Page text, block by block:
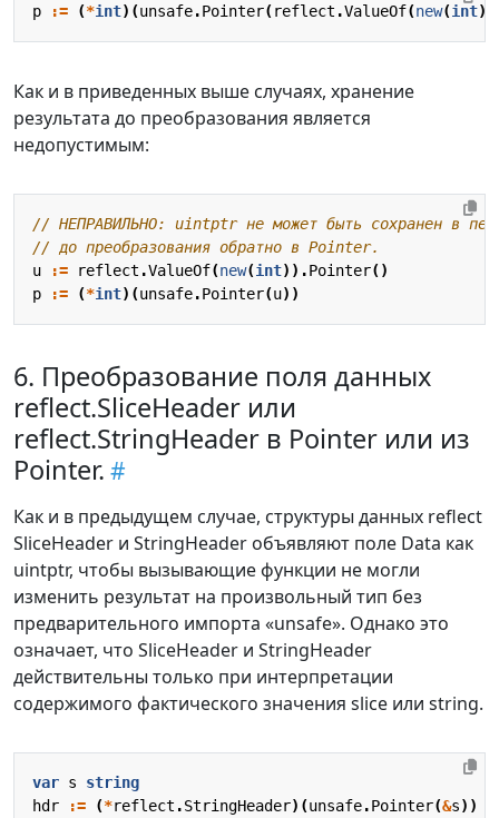
p := (*int)(unsafe.Pointer(reflect .ValueOf(new(int
Как и в приведенных выше случаях, хранение
результата до преобразования является
недопустимым:
// НЕПРАВИЛЬНО: uintptr не может быть сохранен в
// до преобразования обратно в Pointer.
u
:= reflect .ValueOf(new(int)).Pointer()
p
:= (*int)(unsafe.Pointer(u))
6. Преобразование поля данных
reflect.SliceHeader или
reflect.StringHeader в Pointer или из
Pointer.
Как и в предыдущем случае, структуры данных reflect
SliceHeader и StringHeader объявляют поле Data как
uintptr, чтобы вызывающие функции не могли
изменить результат на произвольный тип без
предварительного импорта «unsafe». Однако это
означает, что SliceHeader и StringHeader
действительны только при интерпретации
содержимого фактического значения slice или string.
var s
string
hdr
:= (*reflect .StringHeader)(unsafe.Pointer(&s))